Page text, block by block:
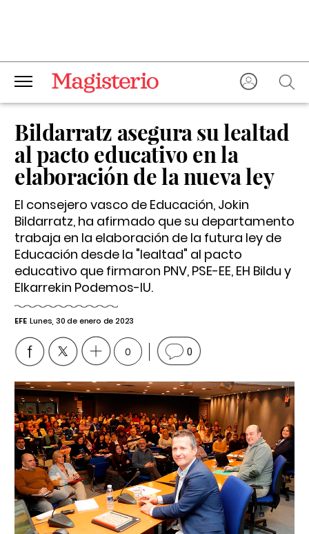
Bildarratz asegura su lealtad
al pacto educativo en la
elaboración de la nueva ley
El consejero vasco de Educación, Jokin
Bildarratz, ha afirmado que su departamento
trabaja en la elaboración de la futura ley de
Educación desde la "lealtad" al pacto
educativo que firmaron PNV, PSE-EE, EH Bildu y
Elkarrekin Podemos-IU.
EFE Lunes, 30 de enero de 2023
0 0